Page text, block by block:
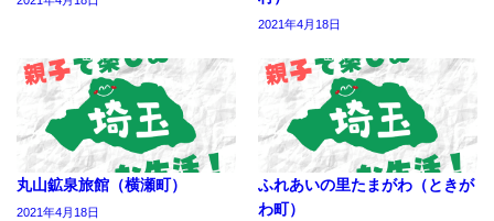
2021年4月18日
丸山鉱泉旅館（横瀬町）
2021年4月18日
ふれあいの里たまがわ（ときが
わ町）